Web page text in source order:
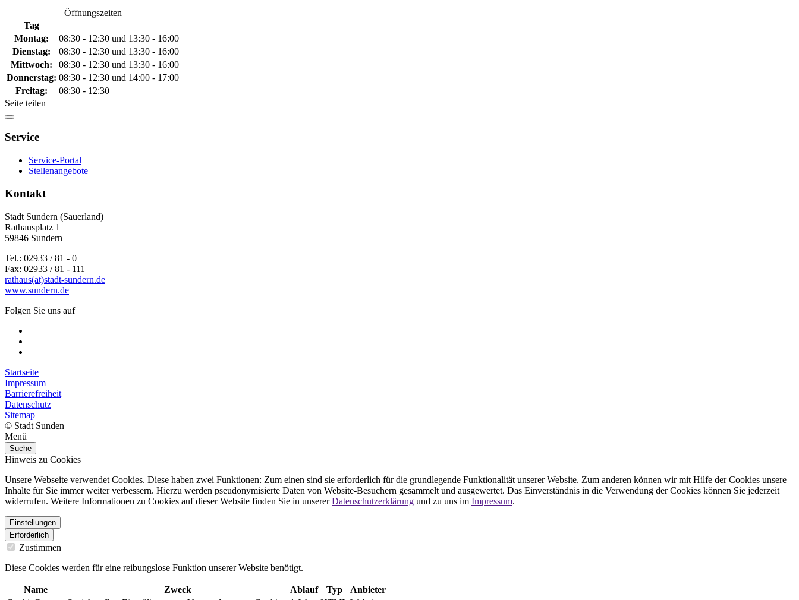
Öffnungszeiten
Tag
Montag:
08:30 - 12:30 und 13:30 - 16:00
Dienstag:
08:30 - 12:30 und 13:30 - 16:00
Mittwoch:
08:30 - 12:30 und 13:30 - 16:00
Donnerstag: 08:30 - 12:30 und 14:00 - 17:00
Freitag:
08:30 - 12:30
Seite teilen
Service
Service-Portal
Stellenangebote
Kontakt
Stadt Sundern (Sauerland)
Rathausplatz 1
59846 Sundern
Tel.: 02933 / 81 - 0
Fax: 02933 / 81 - 111
rathaus(at)stadt-sundern.de
www.sundern.de
Folgen Sie uns auf
Startseite
Impressum
Barrierefreiheit
Datenschutz
Sitemap
© Stadt Sunden
Menü
Suche
Hinweis zu Cookies
Unsere Webseite verwendet Cookies. Diese haben zwei Funktionen: Zum einen sind sie erforderlich für die grundlegende Funktionalität unserer Website. Zum anderen können wir mit Hilfe der Cookies unsere
Inhalte für Sie immer weiter verbessern. Hierzu werden pseudonymisierte Daten von Website-Besuchern gesammelt und ausgewertet. Das Einverständnis in die Verwendung der Cookies können Sie jederzeit
widerrufen. Weitere Informationen zu Cookies auf dieser Website finden Sie in unsererDatenschutzerklärung und zu uns im Impressum.
Einstellungen
Erforderlich
Zustimmen
Diese Cookies werden für eine reibungslose Funktion unserer Website benötigt.
Name Zweck Ablauf Typ
Anbieter